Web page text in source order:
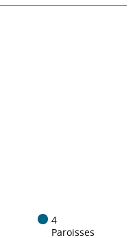
4
Paroisses